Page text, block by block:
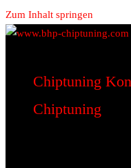
Zum Inhalt springen
www.bhp-chiptuning.com
BHP Motorsport
Chiptuning
Chiptuning